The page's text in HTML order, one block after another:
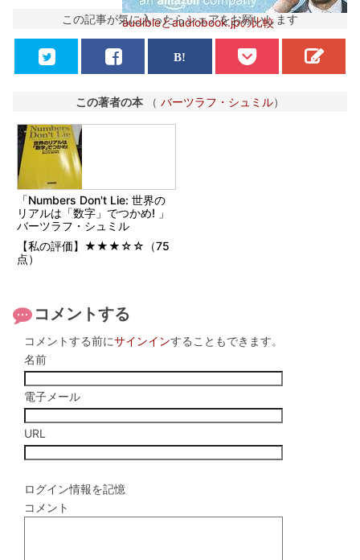
audibleとaudiobook.jpの比較
この記事が気に入ったらシェアをお願いします
この著者の本 （ バーツラフ・シュミル）
「Numbers Don't Lie: 世界の
リアルは「数字」でつかめ! 」
バーツラフ・シュミル
【私の評価】★★★☆☆（75
点）
コメントする
コメントする前にサインインすることもできます。
名前
電子メール
URL
ログイン情報を記憶
コメント